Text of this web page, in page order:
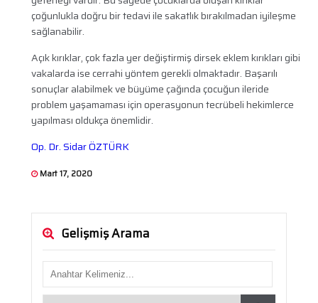
çoğunlukla doğru bir tedavi ile sakatlık bırakılmadan iyileşme
sağlanabilir.
Açık kırıklar, çok fazla yer değiştirmiş dirsek eklem kırıkları gibi
vakalarda ise cerrahi yöntem gerekli olmaktadır. Başarılı
sonuçlar alabilmek ve büyüme çağında çocuğun ileride
problem yaşamaması için operasyonun tecrübeli hekimlerce
yapılması oldukça önemlidir.
Op. Dr. Sidar ÖZTÜRK
Mart 17, 2020
Gelişmiş Arama